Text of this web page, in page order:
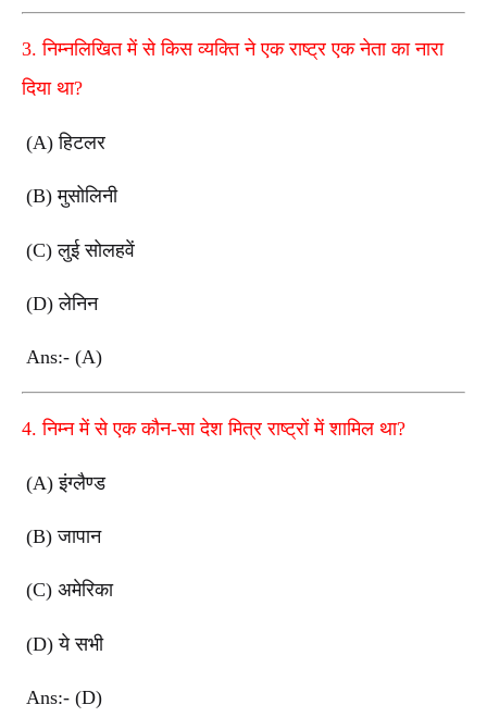
3. निम्नलिखित में से किस व्यक्ति ने एक राष्ट्र एक नेता का नारा
दिया था?
(A) हिटलर
(B) मुसोलिनी
(C) लुई सोलहवें
(D) लेनिन
Ans:- (A)
4. निम्न में से एक कौन-सा देश मित्र राष्ट्रों में शामिल था?
(A) इंग्लैण्ड
(B) जापान
(C) अमेरिका
(D) ये सभी
Ans:- (D)